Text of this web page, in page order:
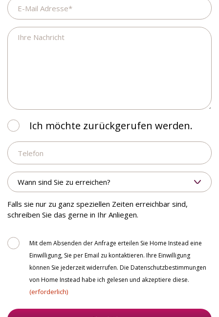
Mail
Adresse
Ihre
Nachricht
Ich
möchte
zurückgerufen
werden.
Ich möchte zurückgerufen werden.
Telefon
Wann
sind
Sie
erreichen?
Falls sie nur zu ganz speziellen Zeiten erreichbar sind,
schreiben Sie das gerne in Ihr Anliegen.
ConsentMit dem Absenden der Anfrage erteilen Sie Home Instead eine
Einwilligung, Sie per Email zu kontaktieren. Ihre Einwilligung
können Sie jederzeit widerrufen. Die Datenschutzbestimmungen
von Home Instead habe ich gelesen und akzeptiere diese.
(erforderlich)